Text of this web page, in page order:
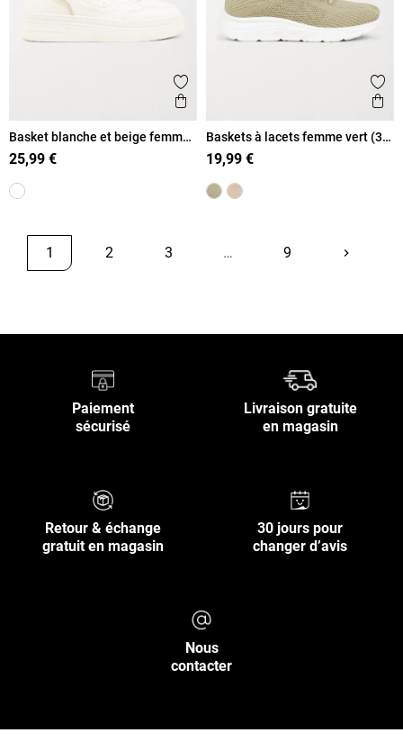
Ajouter aux favoris
Aperçu rapide
Basket blanche et beige femme
(36-41)
25,99 €
Baskets à lacets femme vert (36-
41)
19,99 €
1 2 3 … 9 keyboard_arrow_rightSuivant
Paiement
sécurisé
Livraison gratuite
en magasin
Retour & échange
gratuit en magasin
30 jours pour
changer d’avis
Nous
contacter